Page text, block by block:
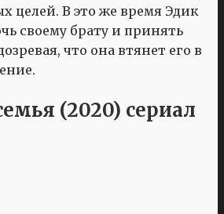
целей. В это же время Эдик
своему брату и принять
что она втянет его в
(2020) сериал